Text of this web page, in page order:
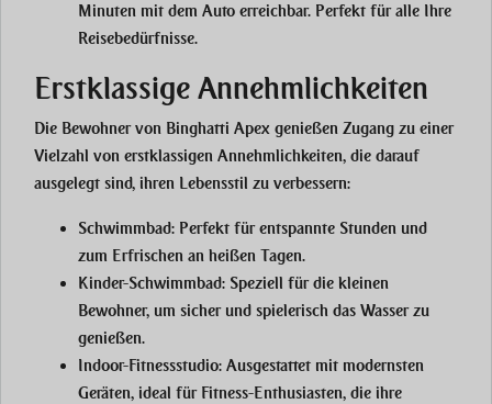
Minuten mit dem Auto erreichbar. Perfekt für alle Ihre
Reisebedürfnisse.
Erstklassige Annehmlichkeiten
Die Bewohner von Binghatti Apex genießen Zugang zu einer
Vielzahl von erstklassigen Annehmlichkeiten, die darauf
ausgelegt sind, ihren Lebensstil zu verbessern:
Schwimmbad: Perfekt für entspannte Stunden und
zum Erfrischen an heißen Tagen.
Kinder-Schwimmbad: Speziell für die kleinen
Bewohner, um sicher und spielerisch das Wasser zu
genießen.
Indoor-Fitnessstudio: Ausgestattet mit modernsten
Geräten, ideal für Fitness-Enthusiasten, die ihre